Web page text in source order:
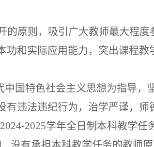
的原则，吸引广大教师最大程
功和实际应用能力，突出课程教
中国特色社会主义思想为指导，
违法违纪行为，治学严谨，师
2024-2025学年全日制本科教学任
,没有承担本科教学任务的教师